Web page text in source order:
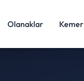
Olanaklar Kemer